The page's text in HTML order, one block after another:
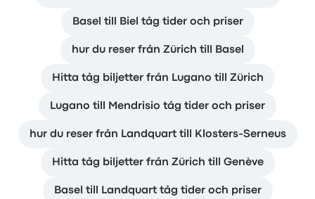
Basel till Biel tåg tider och priser
hur du reser från Zürich till Basel
Hitta tåg biljetter från Lugano till Zürich
Lugano till Mendrisio tåg tider och priser
hur du reser från Landquart till Klosters-Serneus
Hitta tåg biljetter från Zürich till Genève
Basel till Landquart tåg tider och priser